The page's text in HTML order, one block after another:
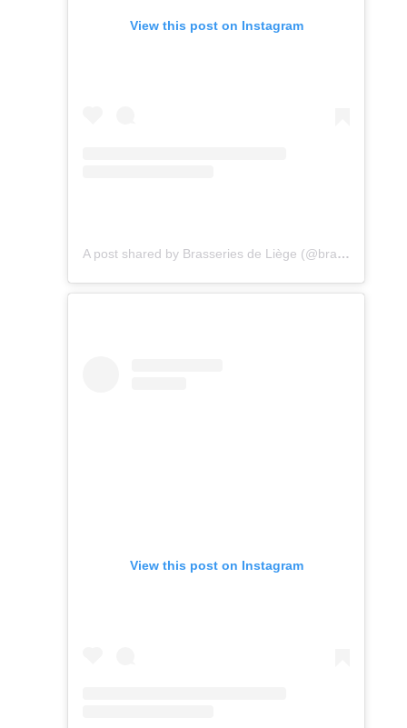
View this post on Instagram
A post shared by Brasseries de Liège (@brasseriesdeliege)
View this post on Instagram